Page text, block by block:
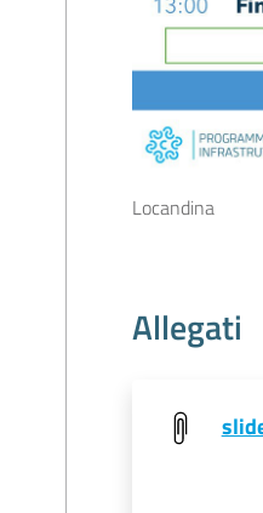
Locandina
Allegati